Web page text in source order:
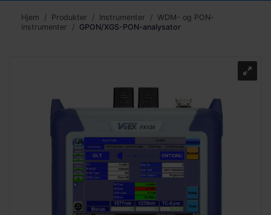
Hjem Produkter Instrumenter
WDM- og PON-
instrumenter
GPON/XGS-PON-analysator